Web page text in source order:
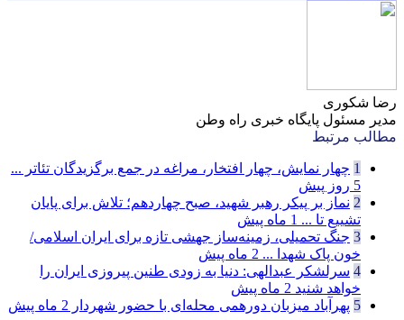
رضا شکوری
مدیر مسئول پایگاه خبری راه وطن
مطالب مرتبط
1 چهار نمایش، چهار افتخار، مراغه در جمع برگزیدگان تئاتر ...
5 روز پیش
2 نماز بر پیکر رهبر شهید، صبح چهاردهم؛ تلاش برای پایان
تشییع تا ... 1 ماه پیش
3 جنگ تحمیلی، زمینه‌ساز جهشی تازه برای ایران اسلامی/
خون پاک شهدا ... 2 ماه پیش
4 سرلشکر عبدالهی: دنیا به زودی طنین پیروزی ایران را
خواهد شنید 2 ماه پیش
5 پهرآباد میزبان دورهمی محله‌ای با حضور شهردار 2 ماه پیش